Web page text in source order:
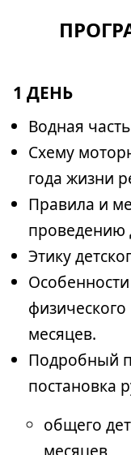
1 ДЕНЬ
Водная часть
Схему
года жизни
Правила и
проведению
Этику
месяцев.
Подробный
постановка
общего
месяцев